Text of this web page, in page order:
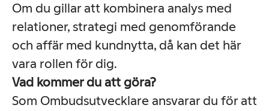
Om du gillar att kombinera analys med
relationer, strategi med genomförande
och affär med kundnytta, då kan det här
vara rollen för dig.
Vad kommer du att göra?
Som Ombudsutvecklare ansvarar du för att